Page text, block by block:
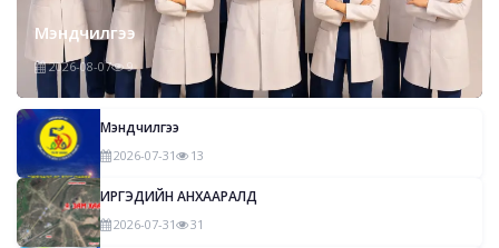
Мэндчилгээ
2026-08-07 9
Мэндчилгээ
2026-07-31 13
ИРГЭДИЙН АНХААРАЛД
2026-07-31 31